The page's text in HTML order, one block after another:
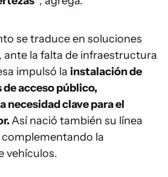
se traduce en soluciones
ante la falta de infraestructura
impulsó la instalación de
acceso público,
necesidad clave para el
Así nació también su línea
complementando la
vehículos.